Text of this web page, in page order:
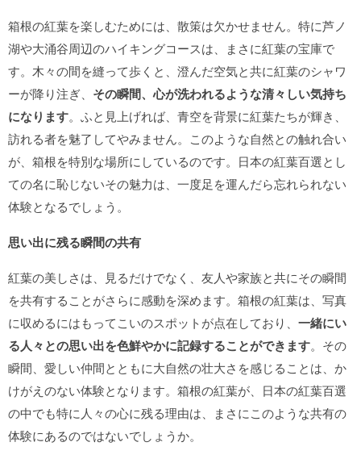
箱根の紅葉を楽しむためには、散策は欠かせません。特に芦ノ
湖や大涌谷周辺のハイキングコースは、まさに紅葉の宝庫で
す。木々の間を縫って歩くと、澄んだ空気と共に紅葉のシャワ
ーが降り注ぎ、 その瞬間、心が洗われるような清々しい気持ち
になります。ふと見上げれば、青空を背景に紅葉たちが輝き、
訪れる者を魅了してやみません。このような自然との触れ合い
が、箱根を特別な場所にしているのです。日本の紅葉百選とし
ての名に恥じないその魅力は、一度足を運んだら忘れられない
体験となるでしょう。
思い出に残る瞬間の共有
紅葉の美しさは、見るだけでなく、友人や家族と共にその瞬間
を共有することがさらに感動を深めます。箱根の紅葉は、写真
に収めるにはもってこいのスポットが点在しており、 一緒にい
る人々との思い出を色鮮やかに記録することができます。その
瞬間、愛しい仲間とともに大自然の壮大さを感じることは、か
けがえのない体験となります。箱根の紅葉が、日本の紅葉百選
の中でも特に人々の心に残る理由は、まさにこのような共有の
体験にあるのではないでしょうか。